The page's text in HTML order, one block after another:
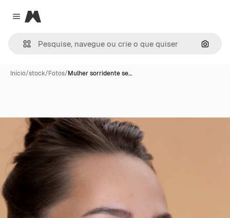
Close menu
Magnific
Início/stock/Fotos/Mulher sorridente se…